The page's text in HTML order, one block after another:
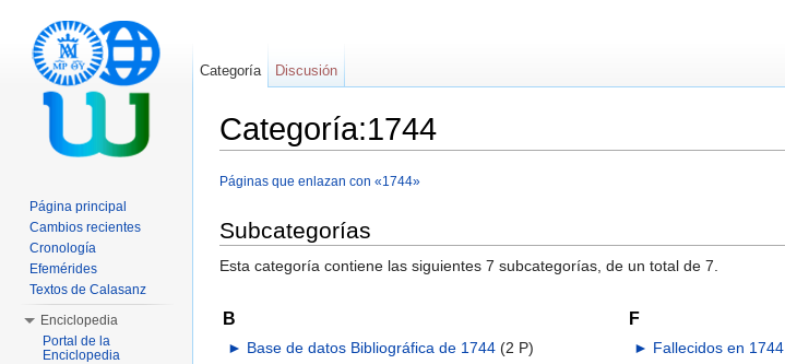
Categoría:1744
Páginas que enlazan con «1744»
Subcategorías
Esta categoría contiene las siguientes 7 subcategorías, de un total de 7.
B
► Base de datos Bibliográfica de 1744‎ (2 P)
F
► Fallecidos en 1744‎
Categoría Discusión
Página principal
Cambios recientes
Cronología
Efemérides
Textos de Calasanz
Enciclopedia
Portal de la
Enciclopedia